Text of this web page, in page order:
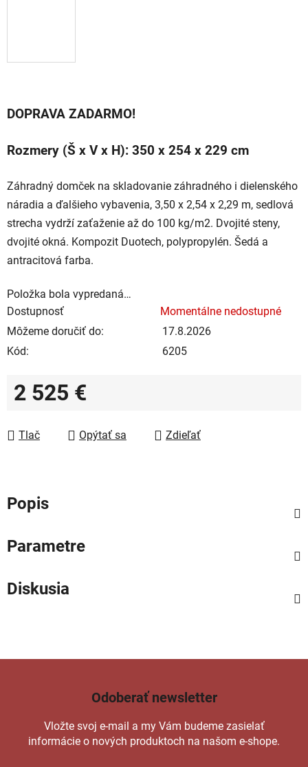
DOPRAVA ZADARMO!
Rozmery (Š x V x H): 350 x 254 x 229 cm
Záhradný domček na skladovanie záhradného i dielenského
náradia a ďalšieho vybavenia, 3,50 x 2,54 x 2,29 m, sedlová
strecha vydrží zaťaženie až do 100 kg/m2. Dvojité steny,
dvojité okná. Kompozit Duotech, polypropylén. Šedá a
antracitová farba.
Položka bola vypredaná…
Dostupnosť
Momentálne nedostupné
Môžeme doručiť do:
17.8.2026
Kód:
6205
2 525 €
Tlač
Opýtať sa Zdieľať
Popis
Parametre
Diskusia
Odoberať newsletter
Vložte svoj e-mail a my Vám budeme zasielať
informácie o nových produktoch na našom e-shope.